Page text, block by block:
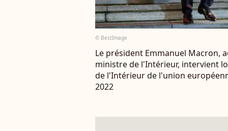
© BestImage
Le président Emmanuel Macron,
ministre de l'Intérieur, intervient
de l'Intérieur de l'union
2022